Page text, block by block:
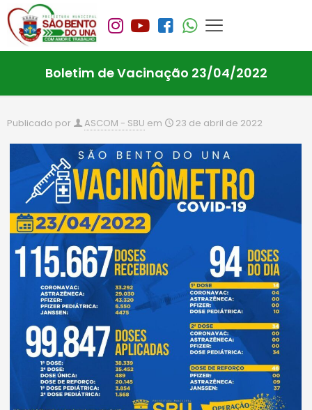
Boletim de Vacinação 23/04/2022
Publicado por ASCOM - SBU em 23 de abril de 2022